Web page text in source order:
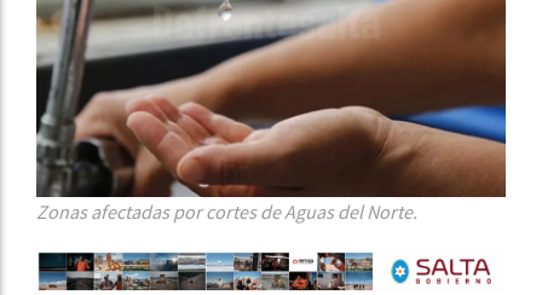
Zonas afectadas por cortes de Aguas del Norte.